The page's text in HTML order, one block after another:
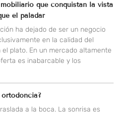
que conquistan la vista
el paladar
ha dejado de ser un negocio
en la calidad del
plato. En un mercado altamente
es inabarcable y los
a la boca. La sonrisa es